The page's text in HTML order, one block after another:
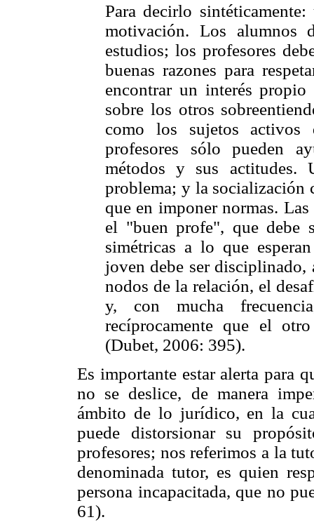
Para decirlo
motivación. Los alumnos
estudios; los profesores
buenas razones para
encontrar un interés
sobre los otros
como los sujetos activos
profesores sólo pueden
métodos y sus actitudes.
problema; y la socialización
que en imponer normas.
el "buen profe", que debe
simétricas a lo que
joven debe ser
nodos de la relación, el
y, con mucha
recíprocamente que el
(Dubet, 2006: 395).
Es importante estar alerta para
no se deslice, de manera
ámbito de lo jurídico, en la
puede distorsionar su
profesores; nos referimos a la
denominada tutor, es quien
persona incapacitada, que no
61).